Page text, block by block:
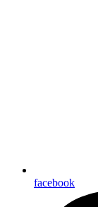
facebook